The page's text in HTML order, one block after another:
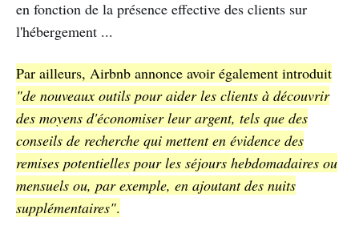
en fonction de la présence effective des clients sur
l'hébergement ...
Par ailleurs, Airbnb annonce avoir également introduit
"de nouveaux outils pour aider les clients à découvrir
des moyens d'économiser leur argent, tels que des
conseils de recherche qui mettent en évidence des
remises potentielles pour les séjours hebdomadaires ou
mensuels ou, par exemple, en ajoutant des nuits
supplémentaires".